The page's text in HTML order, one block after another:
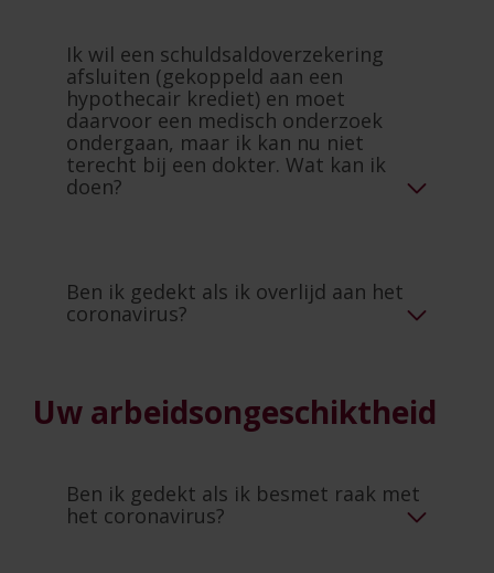
Ik wil een schuldsaldoverzekering
afsluiten (gekoppeld aan een
hypothecair krediet) en moet
daarvoor een medisch onderzoek
ondergaan, maar ik kan nu niet
terecht bij een dokter. Wat kan ik
doen?
Ben ik gedekt als ik overlijd aan het
coronavirus?
Uw arbeidsongeschiktheid
Ben ik gedekt als ik besmet raak met
het coronavirus?